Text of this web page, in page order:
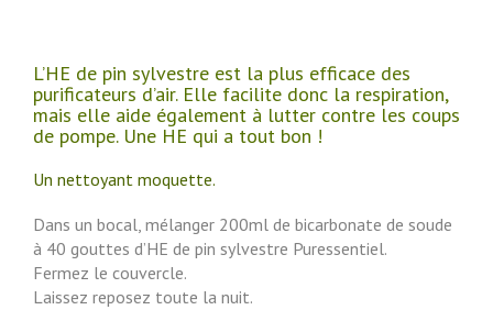
L’HE de pin sylvestre est la plus efficace des
purificateurs d’air. Elle facilite donc la respiration,
mais elle aide également à lutter contre les coups
de pompe. Une HE qui a tout bon !
Un nettoyant moquette.
Dans un bocal, mélanger 200ml de bicarbonate de soude
à 40 gouttes d’HE de pin sylvestre Puressentiel.
Fermez le couvercle.
Laissez reposez toute la nuit.